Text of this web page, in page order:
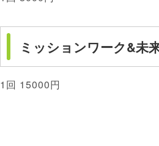
ミッションワーク&未
1回 15000円